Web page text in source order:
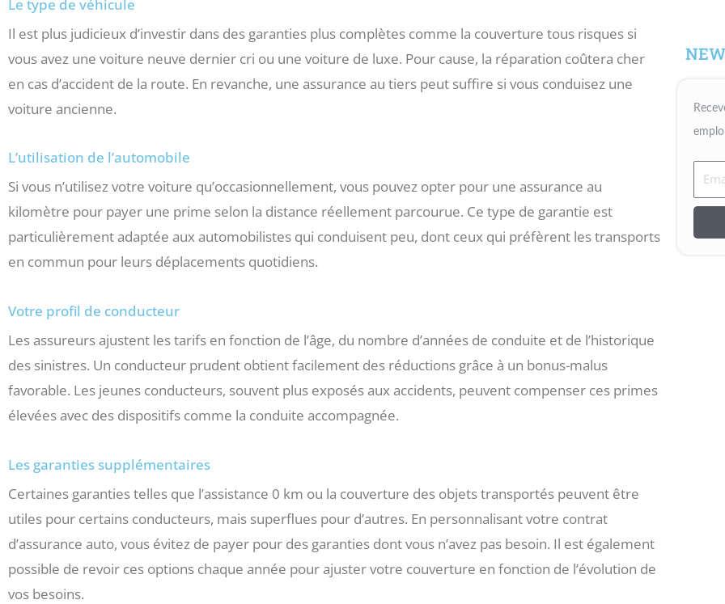
Le type de véhicule
Il est plus judicieux d’investir dans des garanties plus complètes comme la couverture tous risques si
vous avez une voiture neuve dernier cri ou une voiture de luxe. Pour cause, la réparation coûtera cher
en cas d’accident de la route. En revanche, une assurance au tiers peut suffire si vous conduisez une
voiture ancienne.
L’utilisation de l’automobile
Si vous n’utilisez votre voiture qu’occasionnellement, vous pouvez opter pour une assurance au
kilomètre pour payer une prime selon la distance réellement parcourue. Ce type de garantie est
particulièrement adaptée aux automobilistes qui conduisent peu, dont ceux qui préfèrent les transports
en commun pour leurs déplacements quotidiens.
Votre profil de conducteur
Les assureurs ajustent les tarifs en fonction de l’âge, du nombre d’années de conduite et de l’historique
des sinistres. Un conducteur prudent obtient facilement des réductions grâce à un bonus-malus
favorable. Les jeunes conducteurs, souvent plus exposés aux accidents, peuvent compenser ces primes
élevées avec des dispositifs comme la conduite accompagnée.
Les garanties supplémentaires
Certaines garanties telles que l’assistance 0 km ou la couverture des objets transportés peuvent être
utiles pour certains conducteurs, mais superflues pour d’autres. En personnalisant votre contrat
d’assurance auto, vous évitez de payer pour des garanties dont vous n’avez pas besoin. Il est également
possible de revoir ces options chaque année pour ajuster votre couverture en fonction de l’évolution de
vos besoins.
Email